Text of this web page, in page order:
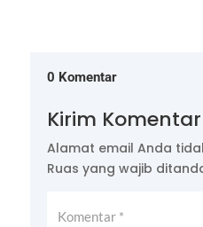
0 Komentar
Kirim Komentar
Alamat email Anda
Ruas yang wajib